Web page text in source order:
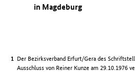
in Magdeburg
Der Bezirksverband Erfurt/Gera des
Ausschluss von Reiner Kunze am 29.10.1976